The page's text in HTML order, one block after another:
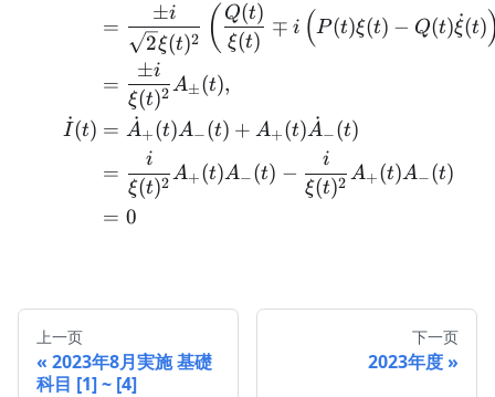
I˙(t)
=
2ξ(t)2
±i ( ξ(t)
Q(t)
∓ i (P(t)ξ(t) − Q(t)ξ˙(t)
=
ξ(t)2
±i
A±(t),
= A
˙+(t)A−(t) + A+(t)A
˙−(t)
=
ξ(t)2
i
A+(t)A−(t) −
ξ(t)2
i
A+(t)A−(t)
= 0
上一页
2023年8月実施 基礎
科目 [1] ~ [4]
下一页
2023年度